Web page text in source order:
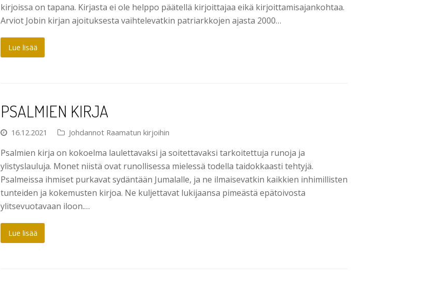
kirjoissa on tapana. Kirjasta ei ole helppo päätellä kirjoittajaa eikä kirjoittamisajankohtaa.
Arviot Jobin kirjan ajoituksesta vaihtelevatkin patriarkkojen ajasta 2000…
Lue lisää
PSALMIEN KIRJA
16.12.2021 Johdannot Raamatun kirjoihin
Psalmien kirja on kokoelma laulettavaksi ja soitettavaksi tarkoitettuja runoja ja
ylistyslauluja. Monet niistä ovat runollisessa mielessä todella taidokkaasti tehtyjä.
Psalmeissa ihmiset purkavat sydäntään Jumalalle, ja ne ilmaisevatkin kaikkien inhimillisten
tunteiden ja kokemusten kirjoa. Ne kuljettavat lukijaansa pimeästä epätoivosta
ylitsevuotavaan iloon.…
Lue lisää